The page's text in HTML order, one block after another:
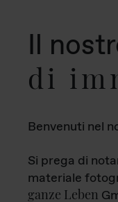
Il
di
Benvenuti nel
Si prega di
materiale
ganze Leben